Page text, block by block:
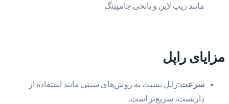
مانند زیپ لاین و بانجی جامپینگ
مزایای راپل
سرعت:راپل نسبت به روش‌های سنتی مانند استفاده از
داربست، سریع‌تر است.